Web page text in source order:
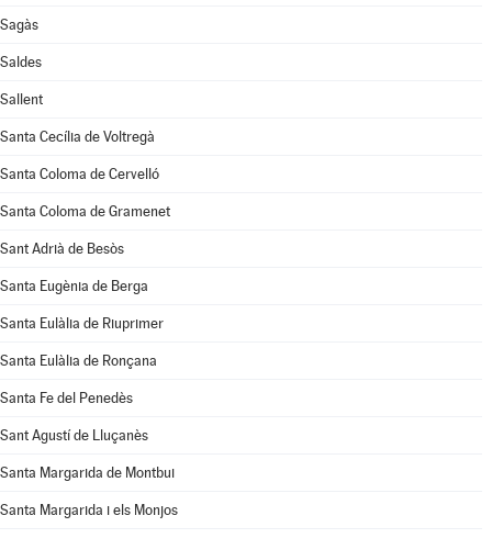
Sagàs
Saldes
Sallent
Santa Cecília de Voltregà
Santa Coloma de Cervelló
Santa Coloma de Gramenet
Sant Adrià de Besòs
Santa Eugènia de Berga
Santa Eulàlia de Riuprimer
Santa Eulàlia de Ronçana
Santa Fe del Penedès
Sant Agustí de Lluçanès
Santa Margarida de Montbui
Santa Margarida i els Monjos